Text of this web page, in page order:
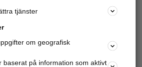
besöker du och4 miljoner
andra
oss för att hitta rätt lokal
om företag, privatpersoner och
tjänster
om geografisk
baserat på information som aktivt